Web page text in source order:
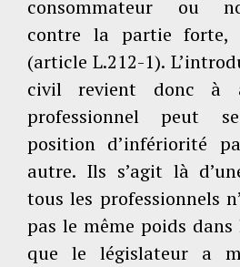
consommateur ou
contre la partie forte,
(article L.212-1).
civil revient donc à
professionnel peut
position d’infériorité
autre. Ils s’agit là
tous les professionnels
pas le même poids dans
que le législateur a